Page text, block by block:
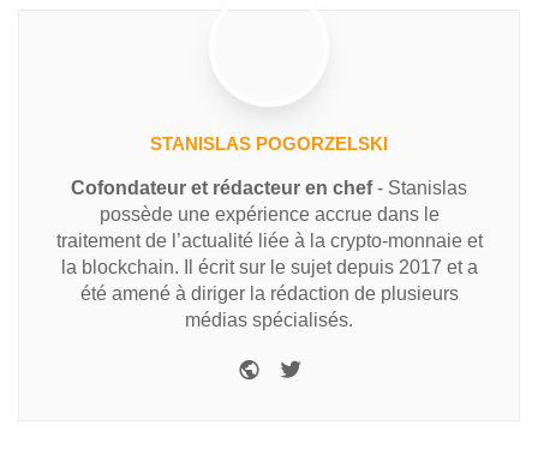
STANISLAS POGORZELSKI
Cofondateur et rédacteur en chef- Stanislas
possède une expérience accrue dans le
traitement de l’actualité liée à la crypto-monnaie et
la blockchain. Il écrit sur le sujet depuis 2017 et a
été amené à diriger la rédaction de plusieurs
médias spécialisés.